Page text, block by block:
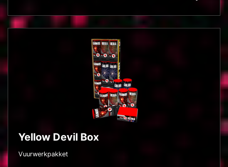
Yellow Devil Box
Vuurwerkpakket